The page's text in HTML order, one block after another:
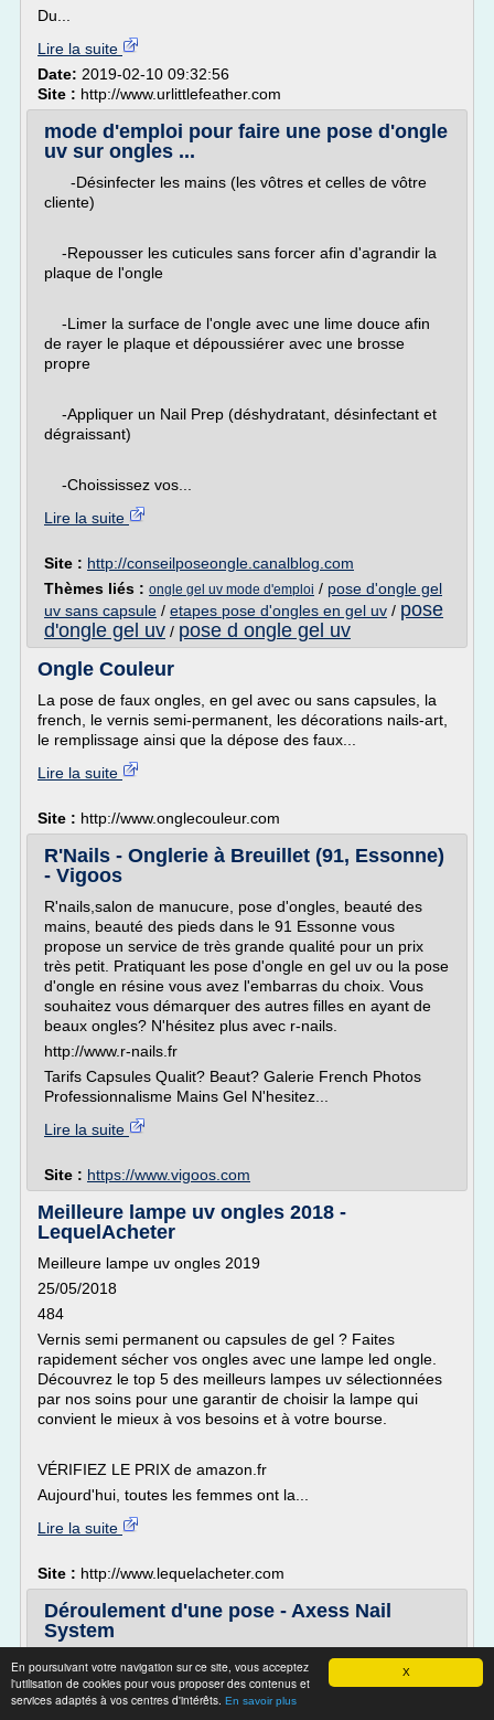
X
En poursuivant votre navigation sur ce site, vous acceptez
l'utilisation de cookies pour vous proposer des contenus et
services adaptés à vos centres d'intérêts. En savoir plus
Du...
Lire la suite
Date: 2019-02-10 09:32:56
Site : http://www.urlittlefeather.com
mode d'emploi pour faire une pose d'ongle
uv sur ongles ...
-Désinfecter les mains (les vôtres et celles de vôtre
cliente)
-Repousser les cuticules sans forcer afin d'agrandir la
plaque de l'ongle
-Limer la surface de l'ongle avec une lime douce afin
de rayer le plaque et dépoussiérer avec une brosse
propre
-Appliquer un Nail Prep (déshydratant, désinfectant et
dégraissant)
-Choississez vos...
Lire la suite
Site : http://conseilposeongle.canalblog.com
Thèmes liés : ongle gel uv mode d'emploi / pose d'ongle gel
uv sans capsule / etapes pose d'ongles en gel uv / pose
d'ongle gel uv / pose d ongle gel uv
Ongle Couleur
La pose de faux ongles, en gel avec ou sans capsules, la
french, le vernis semi-permanent, les décorations nails-art,
le remplissage ainsi que la dépose des faux...
Lire la suite
Site : http://www.onglecouleur.com
R'Nails - Onglerie à Breuillet (91, Essonne)
- Vigoos
R'nails,salon de manucure, pose d'ongles, beauté des
mains, beauté des pieds dans le 91 Essonne vous
propose un service de très grande qualité pour un prix
très petit. Pratiquant les pose d'ongle en gel uv ou la pose
d'ongle en résine vous avez l'embarras du choix. Vous
souhaitez vous démarquer des autres filles en ayant de
beaux ongles? N'hésitez plus avec r-nails.
http://www.r-nails.fr
Tarifs Capsules Qualit? Beaut? Galerie French Photos
Professionnalisme Mains Gel N'hesitez...
Lire la suite
Site : https://www.vigoos.com
Meilleure lampe uv ongles 2018 -
LequelAcheter
Meilleure lampe uv ongles 2019
25/05/2018
484
Vernis semi permanent ou capsules de gel ? Faites
rapidement sécher vos ongles avec une lampe led ongle.
Découvrez le top 5 des meilleurs lampes uv sélectionnées
par nos soins pour une garantir de choisir la lampe qui
convient le mieux à vos besoins et à votre bourse.
VÉRIFIEZ LE PRIX de amazon.fr
Aujourd'hui, toutes les femmes ont la...
Lire la suite
Site : http://www.lequelacheter.com
Déroulement d'une pose - Axess Nail
System
> Déroulement d'une pose
Technique de pose D'ONGLES
Il est important d'éviter de faire une manucure